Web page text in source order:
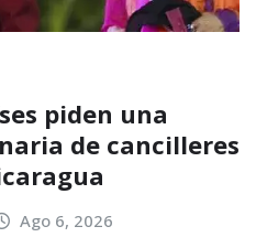
piden una
de cancilleres
Ago 6, 2026